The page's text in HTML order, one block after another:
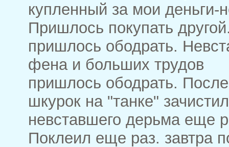
купленный за мои деньги-
Пришлось покупать
пришлось ободрать.
фена и больших трудов
пришлось ободрать. После
шкурок на "танке"
невставшего дерьма еще
Поклеил еще раз. завтра